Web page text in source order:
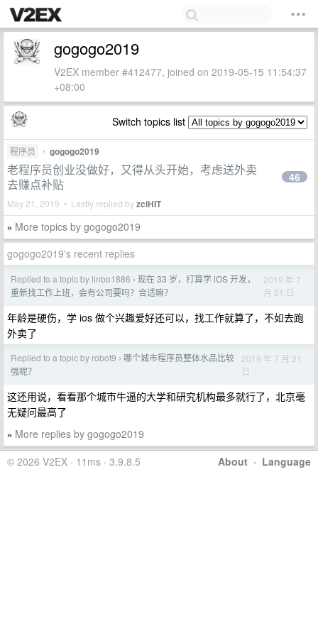
gogogo2019
V2EX member #412477, joined on 2019-05-15 11:54:37
+08:00
Switch topics list
程序员 • gogogo2019
老程序员创业没做好，又得从头开始，考虑送外卖
去赚点补贴
May 21, 2019 • Lastly replied byzclHIT
46
» More topics by gogogo2019
gogogo2019's recent replies
Replied to a topic by linbo1886 › 现在 33 岁，打算学 iOS 开发，
重新找工作上班，会有公司要吗？合适嘛？
2019 年 7
月 21 日
年龄是硬伤，学 ios 做个兴趣爱好还可以，找工作就算了，不如去跑
外卖了
Replied to a topic by robot9 › 哪个城市程序员整体水品比较
强呢？
2019 年 7 月 21
日
这还用说，看看那个城市牛逼的大学和研究机构最多就行了，北京毫
无疑问最高了
» More replies by gogogo2019
About · Language
© 2026 V2EX · 11ms · 3.9.8.5